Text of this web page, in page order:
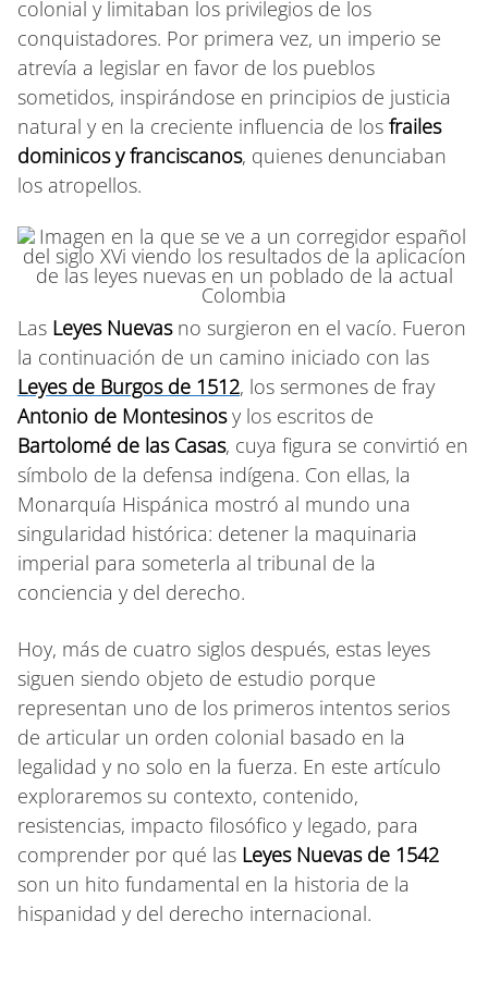
colonial y limitaban los privilegios de los
conquistadores. Por primera vez, un imperio se
atrevía a legislar en favor de los pueblos
sometidos, inspirándose en principios de justicia
natural y en la creciente influencia de los frailes
dominicos y franciscanos, quienes denunciaban
los atropellos.
Las Leyes Nuevasno surgieron en el vacío. Fueron
la continuación de un camino iniciado con las
Leyes de Burgos de 1512, los sermones de fray
Antonio de Montesinosy los escritos de
Bartolomé de las Casas, cuya figura se convirtió en
símbolo de la defensa indígena. Con ellas, la
Monarquía Hispánica mostró al mundo una
singularidad histórica: detener la maquinaria
imperial para someterla al tribunal de la
conciencia y del derecho.
Hoy, más de cuatro siglos después, estas leyes
siguen siendo objeto de estudio porque
representan uno de los primeros intentos serios
de articular un orden colonial basado en la
legalidad y no solo en la fuerza. En este artículo
exploraremos su contexto, contenido,
resistencias, impacto filosófico y legado, para
comprender por qué las Leyes Nuevas de 1542
son un hito fundamental en la historia de la
hispanidad y del derecho internacional.